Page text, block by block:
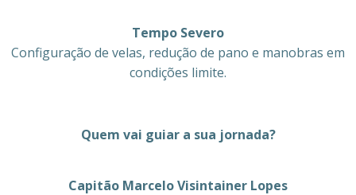
Tempo Severo
Configuração de velas, redução de pano e manobras em
condições limite.
Quem vai guiar a sua jornada?
Capitão Marcelo Visintainer Lopes